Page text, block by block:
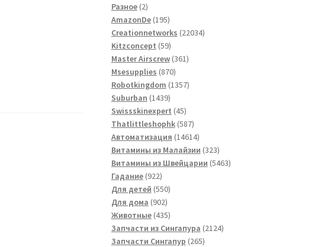
Разное 22
товара
AmazonDe 195195
товаров
Creationnetworks 2203422034
Kitzconcept 5959
товаров
Master Airscrew 361361
Msesupplies 870870
товаров
Robotkingdom 13571357
Suburban 14391439
товаров
Swissskinexpert 4545
товаров
Thatlittleshophk 587587
товаров
Автоматизация 1461414614
товаров
Витамины из Малайзии 323323
товара
Витамины из Швейцарии 54635463
Гадание 922922
товара
Для детей 550550
Для дома 902902
товара
Животные 435435
товаров
Запчасти из Сингапура 21242124
Запчасти Сингапур 265265